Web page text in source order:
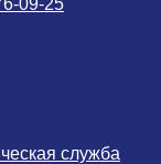
служба
09-25